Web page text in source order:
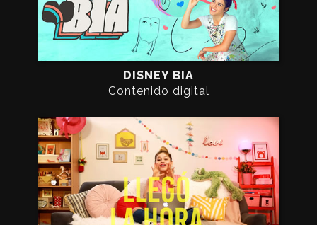
DISNEY BIA
Contenido digital